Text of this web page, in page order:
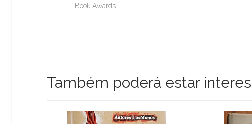
Book Awards.
Também poderá estar